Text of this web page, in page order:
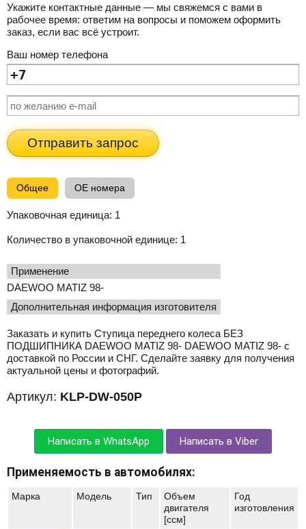
Укажите контактные данные — мы свяжемся с вами в
рабочее время: ответим на вопросы и поможем оформить
заказ, если вас всё устроит.
Ваш номер телефона
Отправить запрос
Общее OE номера
Упаковочная единица: 1
Количество в упаковочной единице: 1
применение
DAEWOO MATIZ 98-
Дополнительная информация изготовителя
Заказать и купить Ступица переднего колеса БЕЗ
ПОДШИПНИКА DAEWOO MATIZ 98- DAEWOO MATIZ 98- с
доставкой по России и СНГ. Сделайте заявку для получения
актуальной цены и фотографий.
Артикул: KLP-DW-050P
Написать в WhatsApp Написать в Viber
Применяемость в автомобилях:
Марка Модель Тип
Объем
двигателя
[ccм]
Год
изготовления